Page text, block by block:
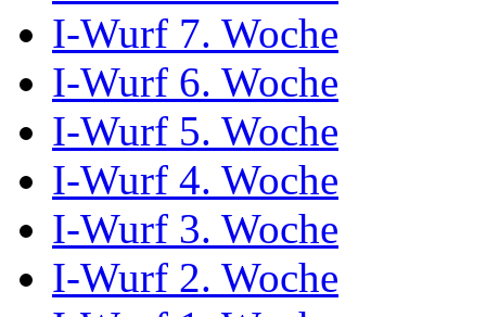
I-Wurf 7. Woche
I-Wurf 6. Woche
I-Wurf 5. Woche
I-Wurf 4. Woche
I-Wurf 3. Woche
I-Wurf 2. Woche